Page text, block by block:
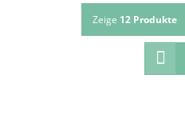
Zeige 12 Produkte